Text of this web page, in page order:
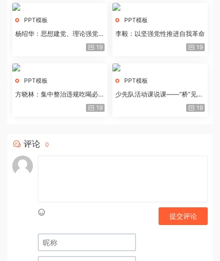
PPT模板
杨绍华：思想建党、理论强党的
19
PPT模板
李毅：以坚强党性推进自我革命
19
PPT模板
方晓林：集中整治违规吃喝必须
19
PPT模板
少先队活动课说课——“桥”见中
19
评论 0
提交评论